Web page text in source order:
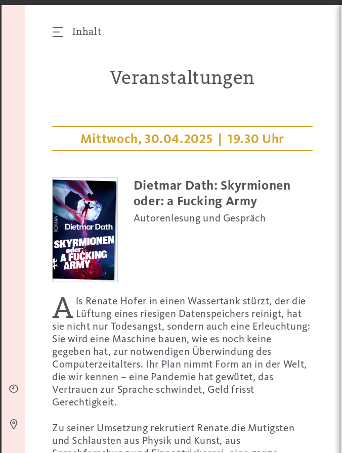
Inhalt
Veranstaltungen
Mittwoch, 30.04.2025 | 19.30 Uhr
Dietmar Dath: Skyrmionen
oder: a Fucking Army
Autorenlesung und Gespräch
A ls Renate Hofer in einen Wassertank stürzt, der die
Lüftung eines riesigen Datenspeichers reinigt, hat
sie nicht nur Todesangst, sondern auch eine Erleuchtung:
Sie wird eine Maschine bauen, wie es noch keine
gegeben hat, zur notwendigen Überwindung des
Computerzeitalters. Ihr Plan nimmt Form an in der Welt,
die wir kennen – eine Pandemie hat gewütet, das
Vertrauen zur Sprache schwindet, Geld frisst
Gerechtigkeit.
Zu seiner Umsetzung rekrutiert Renate die Mutigsten
und Schlausten aus Physik und Kunst, aus